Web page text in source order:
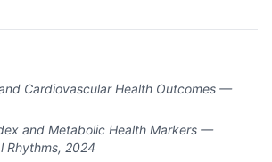
Cardiovascular Health Outcomes —
and Metabolic Health Markers —
Rhythms, 2024